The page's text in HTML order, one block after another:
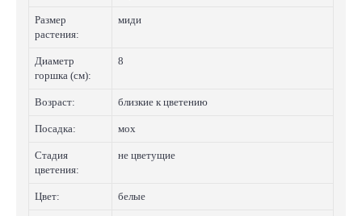
Размер
растения:
миди
Диаметр
горшка (см):
8
Возраст: близкие к цветению
Посадка: мох
Стадия
цветения:
не цветущие
Цвет: белые